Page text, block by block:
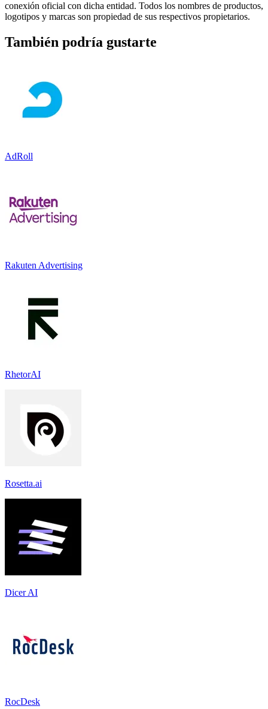
conexión oficial con dicha entidad. Todos los nombres de productos,
logotipos y marcas son propiedad de sus respectivos propietarios.
También podría gustarte
AdRoll
Rakuten Advertising
RhetorAI
Rosetta.ai
Dicer AI
RocDesk